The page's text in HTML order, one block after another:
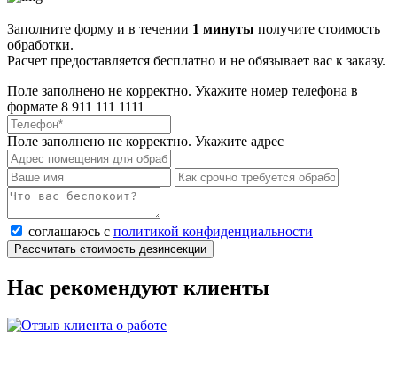
Заполните форму и в течении 1 минуты получите стоимость
обработки.
Расчет предоставляется бесплатно и не обязывает вас к заказу.
Поле заполнено не корректно. Укажите номер телефона в
формате 8 911 111 1111
Поле заполнено не корректно. Укажите адрес
соглашаюсь с политикой конфиденциальности
Рассчитать стоимость дезинсекции
Нас рекомендуют клиенты